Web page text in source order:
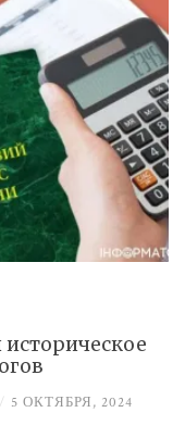
/ 5 ОКТЯБРЯ, 2024